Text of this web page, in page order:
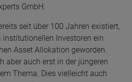
GmbH.
seit über 100 Jahren existiert,
institutionellen Investoren ein
Asset Allokation geworden.
aber auch erst in der jüngeren
Thema. Dies vielleicht auch